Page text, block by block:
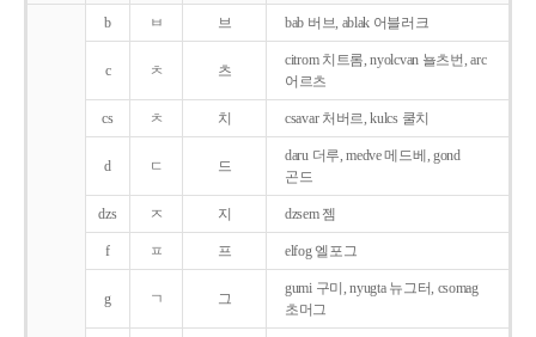
b ㅂ 브 bab 버브, ablak 어블러크
c ㅊ 츠
citrom 치트롬, nyolcvan 뇰츠번, arc
어르츠
cs ㅊ 치 csavar 처버르, kulcs 쿨치
d ㄷ 드
daru 더루, medve 메드베, gond
곤드
dzs ㅈ 지 dzsem 젬
f ㅍ 프 elfog 엘포그
g ㄱ 그
gumi 구미, nyugta 뉴그터, csomag
초머그